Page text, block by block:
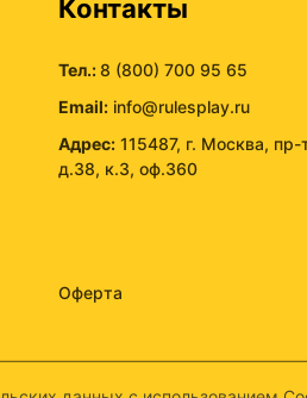
Контакты
Тел.:8 (800) 700 95 65
Email: info@rulesplay.ru
Адрес: 115487, г. Москва,
д.38, к.3, оф.360
Оферта